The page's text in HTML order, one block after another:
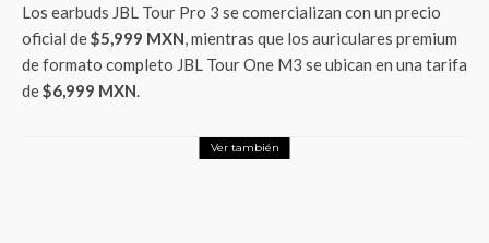
Los earbuds JBL Tour Pro 3 se comercializan con un precio
oficial de$5,999 MXN, mientras que los auriculares premium
de formato completo JBL Tour One M3 se ubican en una tarifa
de$6,999 MXN.
Ver también